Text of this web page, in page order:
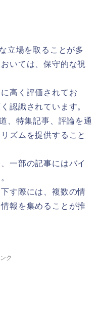
立場を取ることが多
いては、保守的な視
高く評価されてお
認識されています。
、特集記事、評論を通
ズムを提供すること
一部の記事にはバイ
す際には、複数の情
報を集めることが推
ク